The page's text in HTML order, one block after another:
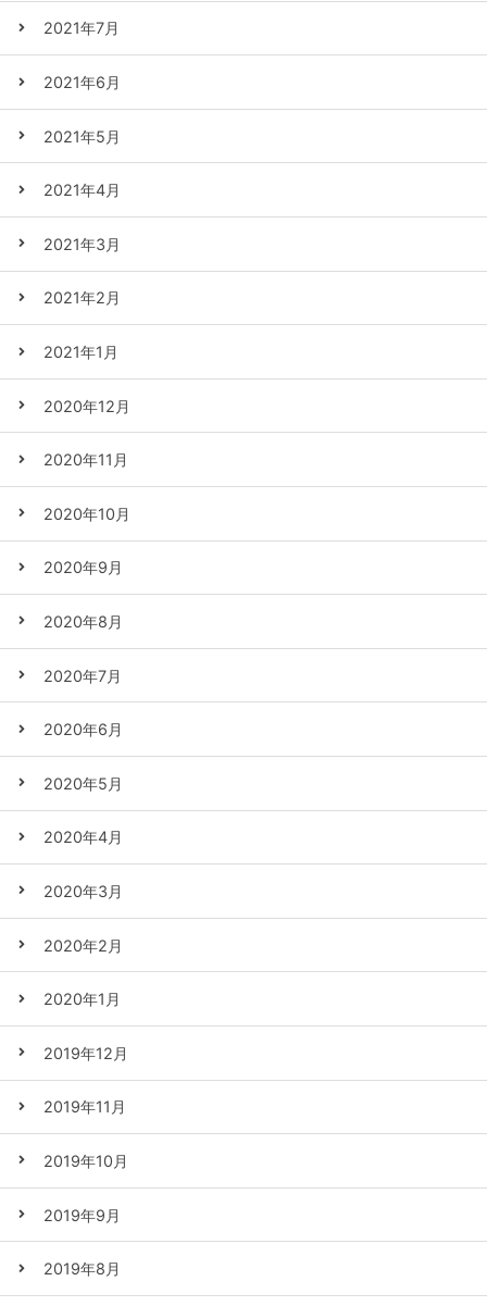
2021年7月
2021年6月
2021年5月
2021年4月
2021年3月
2021年2月
2021年1月
2020年12月
2020年11月
2020年10月
2020年9月
2020年8月
2020年7月
2020年6月
2020年5月
2020年4月
2020年3月
2020年2月
2020年1月
2019年12月
2019年11月
2019年10月
2019年9月
2019年8月